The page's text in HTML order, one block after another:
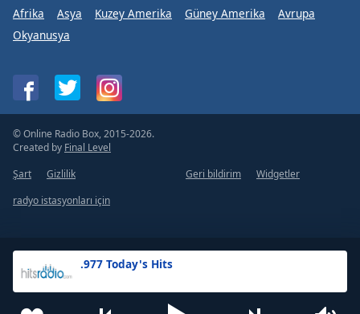
.977 Today's Hits
Afrika Asya Kuzey Amerika Güney Amerika
Avrupa
Okyanusya
© Online Radio Box, 2015-2026.
Created by Final Level
Şart
Gizlilik Geri bildirim
Widgetler
radyo istasyonları için